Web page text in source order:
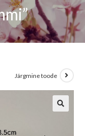
Järgmine toode